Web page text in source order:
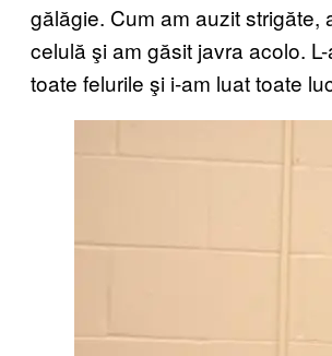
gălăgie. Cum am auzit strigăte,
celulă şi am găsit javra acolo.
toate felurile şi i-am luat toate